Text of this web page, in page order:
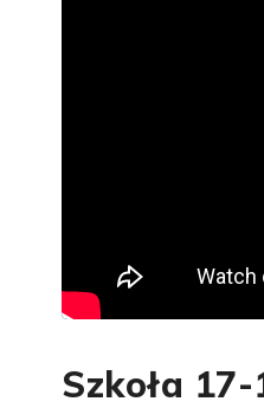
Szkoła